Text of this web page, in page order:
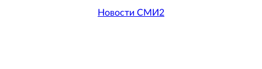
Новости СМИ2